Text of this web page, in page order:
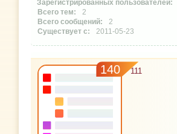
2
2
2011-05-23
140 111